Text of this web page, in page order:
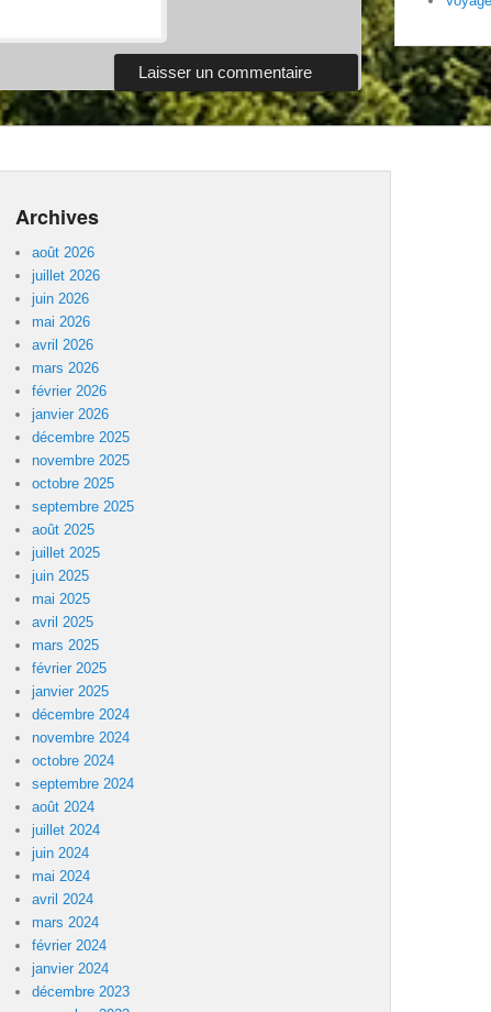
Archives
août 2026
juillet 2026
juin 2026
mai 2026
avril 2026
mars 2026
février 2026
janvier 2026
décembre 2025
novembre 2025
octobre 2025
septembre 2025
août 2025
juillet 2025
juin 2025
mai 2025
avril 2025
mars 2025
février 2025
janvier 2025
décembre 2024
novembre 2024
octobre 2024
septembre 2024
août 2024
juillet 2024
juin 2024
mai 2024
avril 2024
mars 2024
février 2024
janvier 2024
décembre 2023